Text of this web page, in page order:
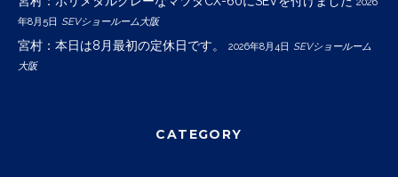
年8月5日 SEVショールーム大阪
宮村：本日は8月最初の定休日です。 2026年8月4日 SEVショールーム
大阪
CATEGORY